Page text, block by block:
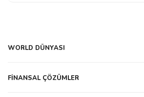
WORLD DÜNYASI
FİNANSAL ÇÖZÜMLER